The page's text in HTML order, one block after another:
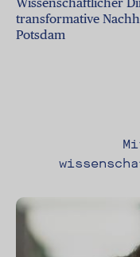
transformative
Potsdam